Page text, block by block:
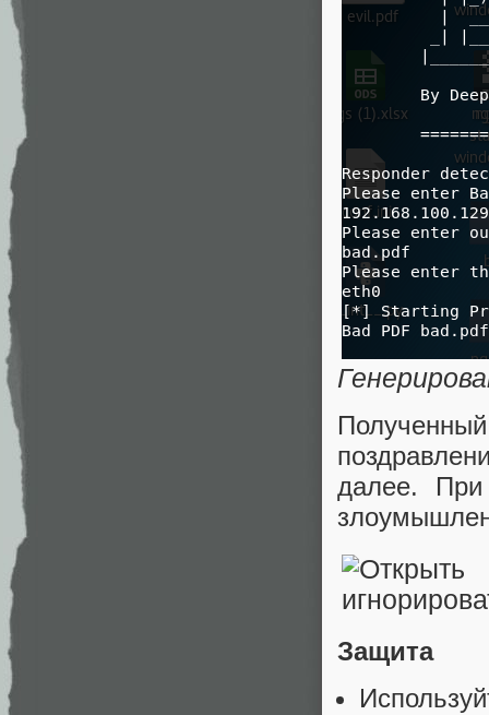
далее.
Защита